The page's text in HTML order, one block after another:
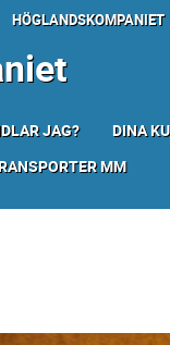
HÖGLANDSKOMPANIET
JAG? DINA
MM